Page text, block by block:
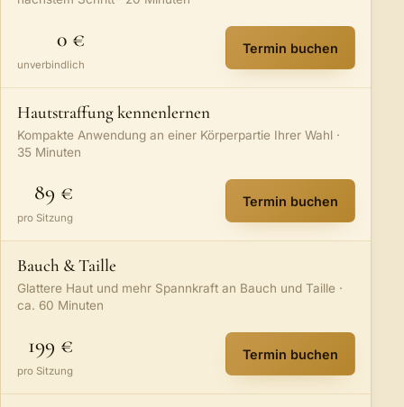
0 €
unverbindlich
Termin buchen
:0 €
Hautstraffung kennenlernen
Kompakte Anwendung an einer Körperpartie Ihrer Wahl ·
35 Minuten
89 €
pro Sitzung
Termin buchen
:Hautstraffung
Bauch & Taille
Glattere Haut und mehr Spannkraft an Bauch und Taille ·
ca. 60 Minuten
199 €
pro Sitzung
Termin buchen
:Bauch & Taille